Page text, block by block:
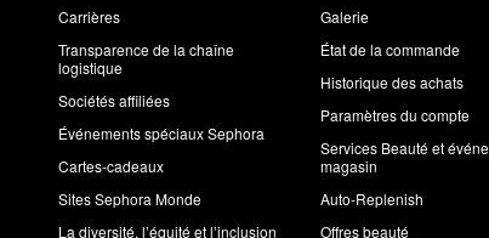
Carrières
Transparence de la chaîne
logistique
Sociétés affiliées
Événements spéciaux Sephora
Cartes-cadeaux
Sites Sephora Monde
La diversité, l’équité et l’inclusion
Galerie
État de la commande
Historique des achats
Paramètres du compte
Services Beauté et
magasin
Auto-Replenish
Offres beauté